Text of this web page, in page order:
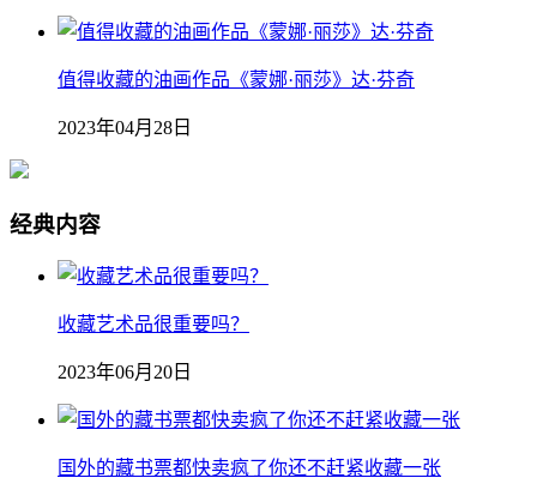
值得收藏的油画作品《蒙娜·丽莎》达·芬奇
2023年04月28日
经典内容
收藏艺术品很重要吗？
2023年06月20日
国外的藏书票都快卖疯了你还不赶紧收藏一张